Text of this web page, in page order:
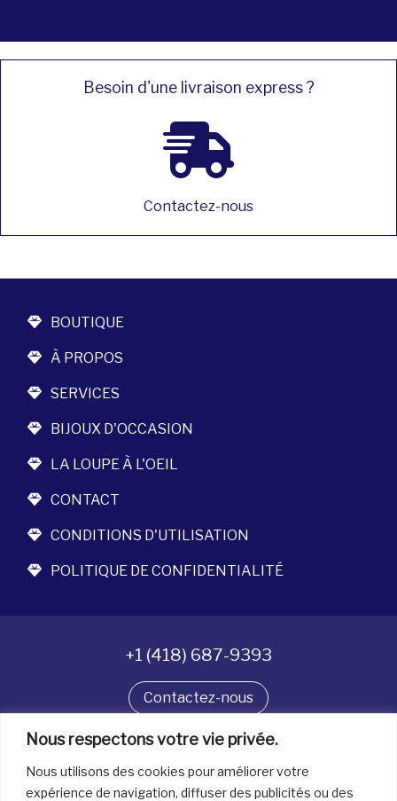
Nous respectons votre vie privée.
Nous utilisons des cookies pour améliorer votre
expérience de navigation, diffuser des publicités ou des
Besoin d'une livraison express ?
Contactez-nous
BOUTIQUE
À PROPOS
SERVICES
BIJOUX D'OCCASION
LA LOUPE À L'OEIL
CONTACT
CONDITIONS D'UTILISATION
POLITIQUE DE CONFIDENTIALITÉ
+1 (418) 687-9393
Contactez-nous
Suivez-nous